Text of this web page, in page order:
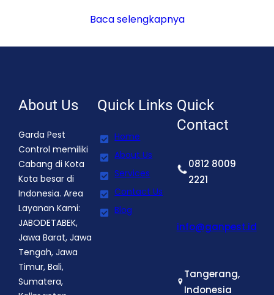
Baca selengkapnya
About Us
Garda Pest
Control memiliki
Cabang di Kota
Kota besar di
Indonesia. Area
Layanan Kami:
JABODETABEK,
Jawa Barat, Jawa
Tengah, Jawa
Timur, Bali,
Sumatera,
Quick Links
Home
About Us
Services
Contact Us
Blog
Quick
Contact
0812 8009
2221
info@ganpest.id
Tangerang,
Indonesia